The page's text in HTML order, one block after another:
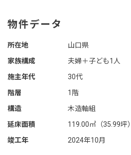
物件データ
所在地
山口県
家族構成
夫婦＋子ども1人
施主年代
30代
階層
1階
構造
木造軸組
延床面積
119.00㎡（35.99坪）
竣工年
2024年10月